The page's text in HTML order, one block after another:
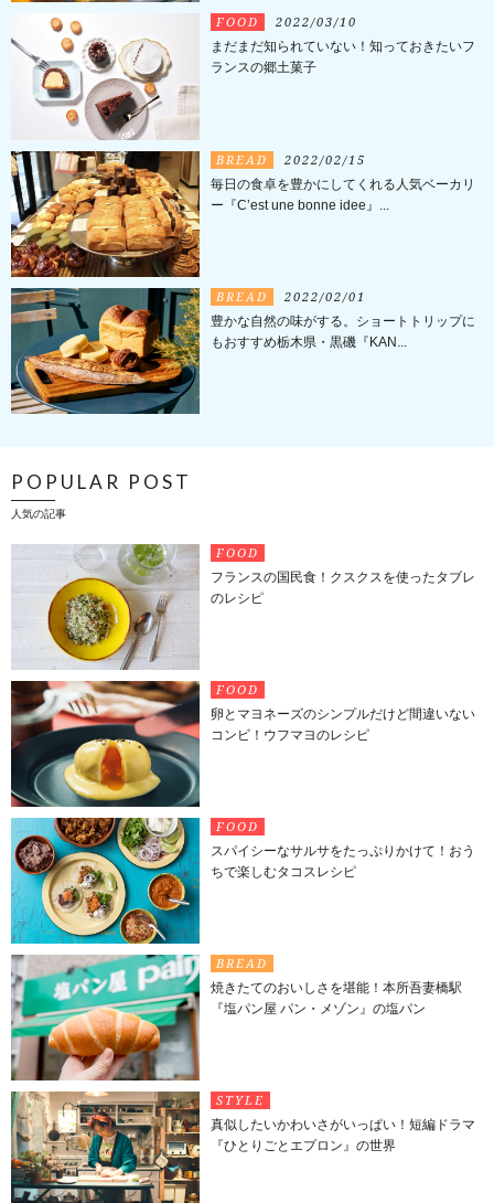
FOOD 2022/03/10
まだまだ知られていない！知っておきたいフ
ランスの郷土菓子
BREAD 2022/02/15
毎日の食卓を豊かにしてくれる人気ベーカリ
ー『C’est une bonne idee』...
BREAD 2022/02/01
豊かな自然の味がする。ショートトリップに
もおすすめ栃木県・黒磯『KAN...
POPULAR POST
人気の記事
FOOD
フランスの国民食！クスクスを使ったタブレ
のレシピ
FOOD
卵とマヨネーズのシンプルだけど間違いない
コンビ！ウフマヨのレシピ
FOOD
スパイシーなサルサをたっぷりかけて！おう
ちで楽しむタコスレシピ
BREAD
焼きたてのおいしさを堪能！本所吾妻橋駅
『塩パン屋 パン・メゾン』の塩パン
STYLE
真似したいかわいさがいっぱい！短編ドラマ
『ひとりごとエプロン』の世界